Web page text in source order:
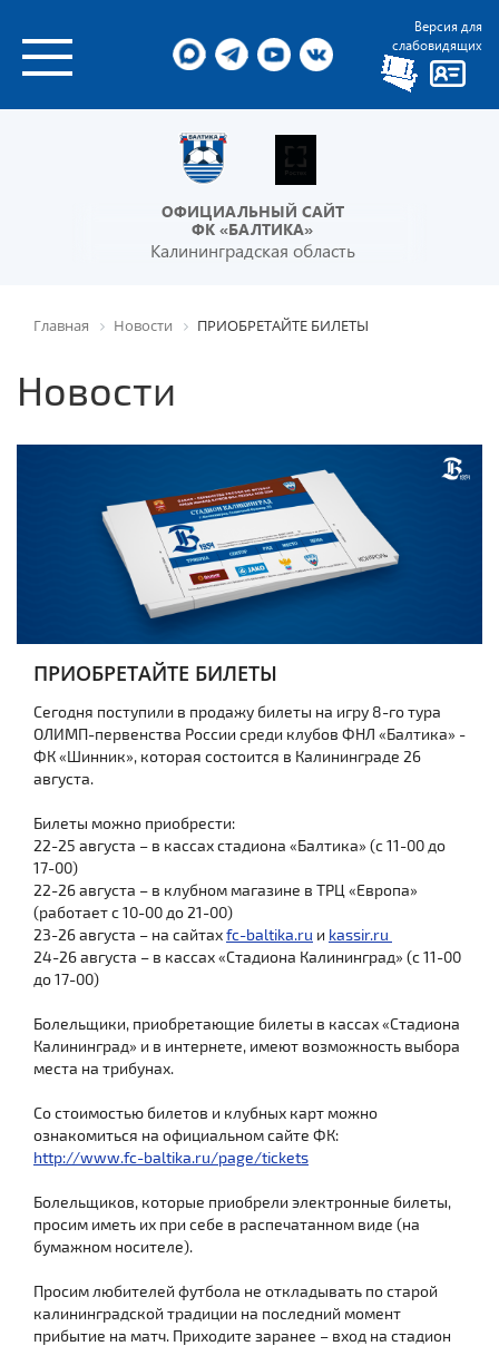
Версия для
слабовидящих
ОФИЦИАЛЬНЫЙ САЙТ
ФК «БАЛТИКА»
Калининградская область
Главная Новости ПРИОБРЕТАЙТЕ БИЛЕТЫ
Новости
ПРИОБРЕТАЙТЕ БИЛЕТЫ
Сегодня поступили в продажу билеты на игру 8-го тура
ОЛИМП-первенства России среди клубов ФНЛ «Балтика» -
ФК «Шинник», которая состоится в Калининграде 26
августа.
Билеты можно приобрести:
22-25 августа – в кассах стадиона «Балтика» (с 11-00 до
17-00)
22-26 августа – в клубном магазине в ТРЦ «Европа»
(работает с 10-00 до 21-00)
23-26 августа – на сайтахfc-baltika.ru и kassir.ru
24-26 августа – в кассах «Стадиона Калининград» (с 11-00
до 17-00)
Болельщики, приобретающие билеты в кассах «Стадиона
Калининград» и в интернете, имеют возможность выбора
места на трибунах.
Со стоимостью билетов и клубных карт можно
ознакомиться на официальном сайте ФК:
http://www.fc-baltika.ru/page/tickets
Болельщиков, которые приобрели электронные билеты,
просим иметь их при себе в распечатанном виде (на
бумажном носителе).
Просим любителей футбола не откладывать по старой
калининградской традиции на последний момент
прибытие на матч. Приходите заранее – вход на стадион